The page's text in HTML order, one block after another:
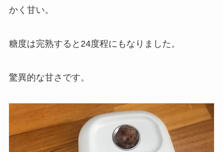
かく甘い。
糖度は完熟すると24度程にもなりました。
驚異的な甘さです。